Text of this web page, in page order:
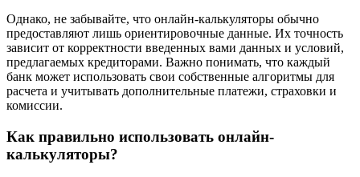
Однако, не забывайте, что онлайн-калькуляторы обычно
предоставляют лишь ориентировочные данные. Их точность
зависит от корректности введенных вами данных и условий,
предлагаемых кредиторами. Важно понимать, что каждый
банк может использовать свои собственные алгоритмы для
расчета и учитывать дополнительные платежи, страховки и
комиссии.
Как правильно использовать онлайн-
калькуляторы?